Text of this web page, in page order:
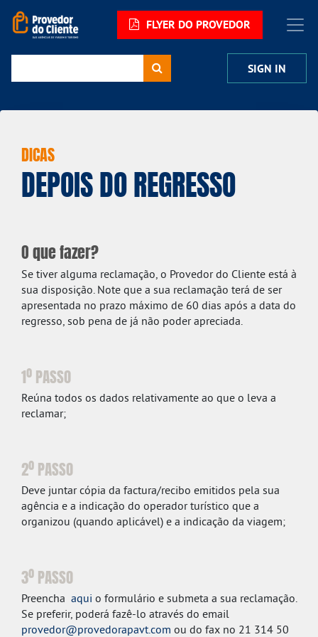
FLYER DO PROVEDOR
SIGN IN
DICAS
DEPOIS DO REGRESSO
O que fazer?
Se tiver alguma reclamação, o Provedor do Cliente está à
sua disposição. Note que a sua reclamação terá de ser
apresentada no prazo máximo de 60 dias após a data do
regresso, sob pena de já não poder apreciada.
1º PASSO
Reúna todos os dados relativamente ao que o leva a
reclamar;
2º PASSO
Deve juntar cópia da factura/recibo emitidos pela sua
agência e a indicação do operador turístico que a
organizou (quando aplicável) e a indicação da viagem;
3º PASSO
Preencha aqui o formulário e submeta a sua reclamação.
Se preferir, poderá fazê-lo através do email
provedor@provedorapavt.com ou do fax no 21 314 50